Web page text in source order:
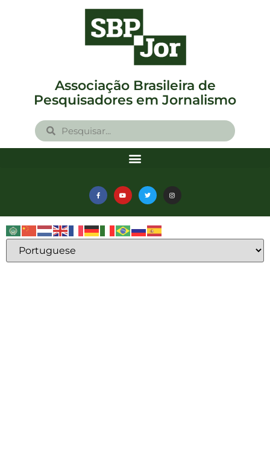
Associação Brasileira de
Pesquisadores em Jornalismo